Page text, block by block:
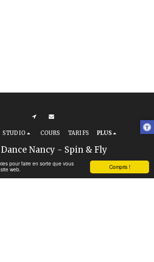
Compris !
pour faire en sorte que vous
web.
Nancy - Spin & Fly
d'auteur © 2026 Tous droits réservés
d’utilisation
|Accessibilité
STUDIO COURS TARIFS PLUS